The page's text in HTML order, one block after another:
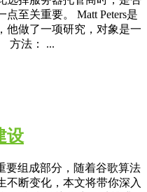
至关重要。 Matt Peters是
他做了一项研究，对象是一
方法： ...
设
要组成部分，随着谷歌算法
不断变化，本文将带你深入